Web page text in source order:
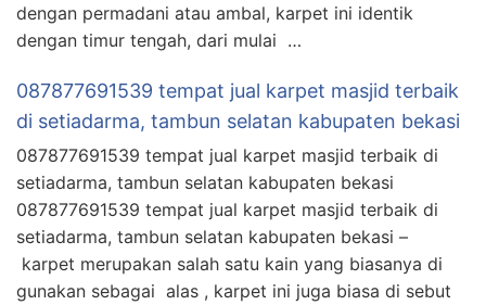
dengan permadani atau ambal, karpet ini identik
dengan timur tengah, dari mulai …
087877691539 tempat jual karpet masjid terbaik
di setiadarma, tambun selatan kabupaten bekasi
087877691539 tempat jual karpet masjid terbaik di
setiadarma, tambun selatan kabupaten bekasi
087877691539 tempat jual karpet masjid terbaik di
setiadarma, tambun selatan kabupaten bekasi –
karpet merupakan salah satu kain yang biasanya di
gunakan sebagai alas , karpet ini juga biasa di sebut